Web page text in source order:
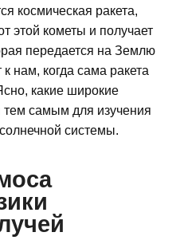
космическая ракета,
этой кометы и получает
передается на Землю
нам, когда сама ракета
какие широкие
тем самым для изучения
системы.